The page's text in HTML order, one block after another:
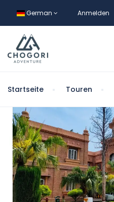
German Anmelden
Startseite Touren